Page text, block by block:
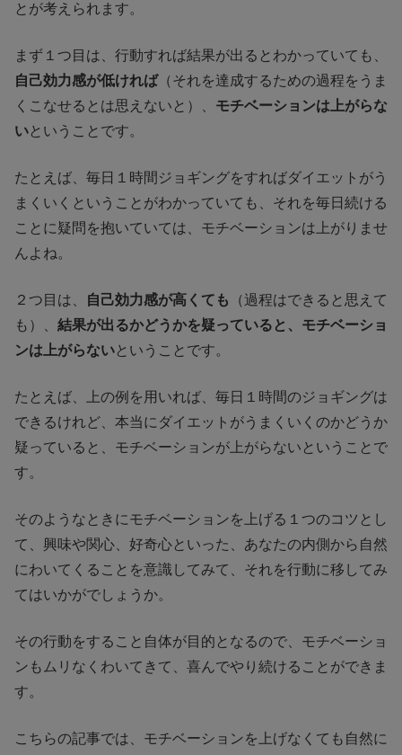
とが考えられます。
まず１つ目は、行動すれば結果が出るとわかっていても、
自己効力感が低ければ（それを達成するための過程をうま
くこなせるとは思えないと）、 モチベーションは上がらな
いということです。
たとえば、毎日１時間ジョギングをすればダイエットがう
まくいくということがわかっていても、それを毎日続ける
ことに疑問を抱いていては、モチベーションは上がりませ
んよね。
２つ目は、 自己効力感が高くても
（過程はできると思えて
も）、 結果が出るかどうかを疑っていると、モチベーショ
ンは上がらないということです。
たとえば、上の例を用いれば、毎日１時間のジョギングは
できるけれど、本当にダイエットがうまくいくのかどうか
疑っていると、モチベーションが上がらないということで
す。
そのようなときにモチベーションを上げる１つのコツとし
て、興味や関心、好奇心といった、あなたの内側から自然
にわいてくることを意識してみて、それを行動に移してみ
てはいかがでしょうか。
その行動をすること自体が目的となるので、モチベーショ
ンもムリなくわいてきて、喜んでやり続けることができま
す。
こちらの記事では、モチベーションを上げなくても自然に